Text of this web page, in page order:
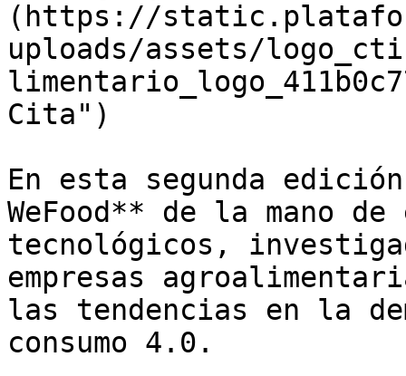
(https://
uploads/assets/
Cita")
En esta segunda
WeFood** de la mano
tecnológicos,
empresas
las tendencias en la
consumo 4.0.